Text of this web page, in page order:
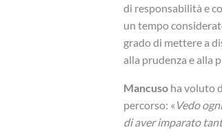
di responsabilità e
un tempo
grado di mettere a
alla prudenza e alla
Mancuso ha voluto
percorso: « Vedo
di aver imparato